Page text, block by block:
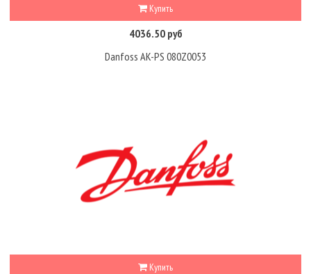
Купить
4036.50 руб
Danfoss AK-PS 080Z0053
Купить